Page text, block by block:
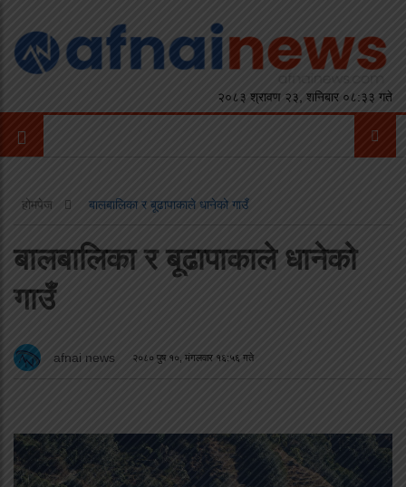
२०८३ श्रावण २३, शनिबार ०८:३३ गते
होमपेज बालबालिका र बूढापाकाले धानेको गाउँ
बालबालिका र बूढापाकाले धानेको
गाउँ
afnai news २०८० पुष १०, मंगलवार १६:५६ गते